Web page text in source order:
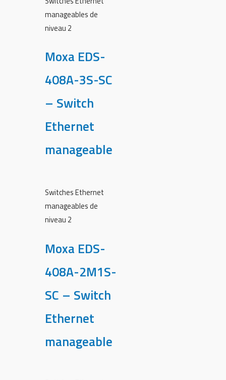
manageables de
niveau 2
Moxa EDS-
408A-3S-SC
– Switch
Ethernet
manageable
Switches Ethernet
manageables de
niveau 2
Moxa EDS-
408A-2M1S-
SC – Switch
Ethernet
manageable